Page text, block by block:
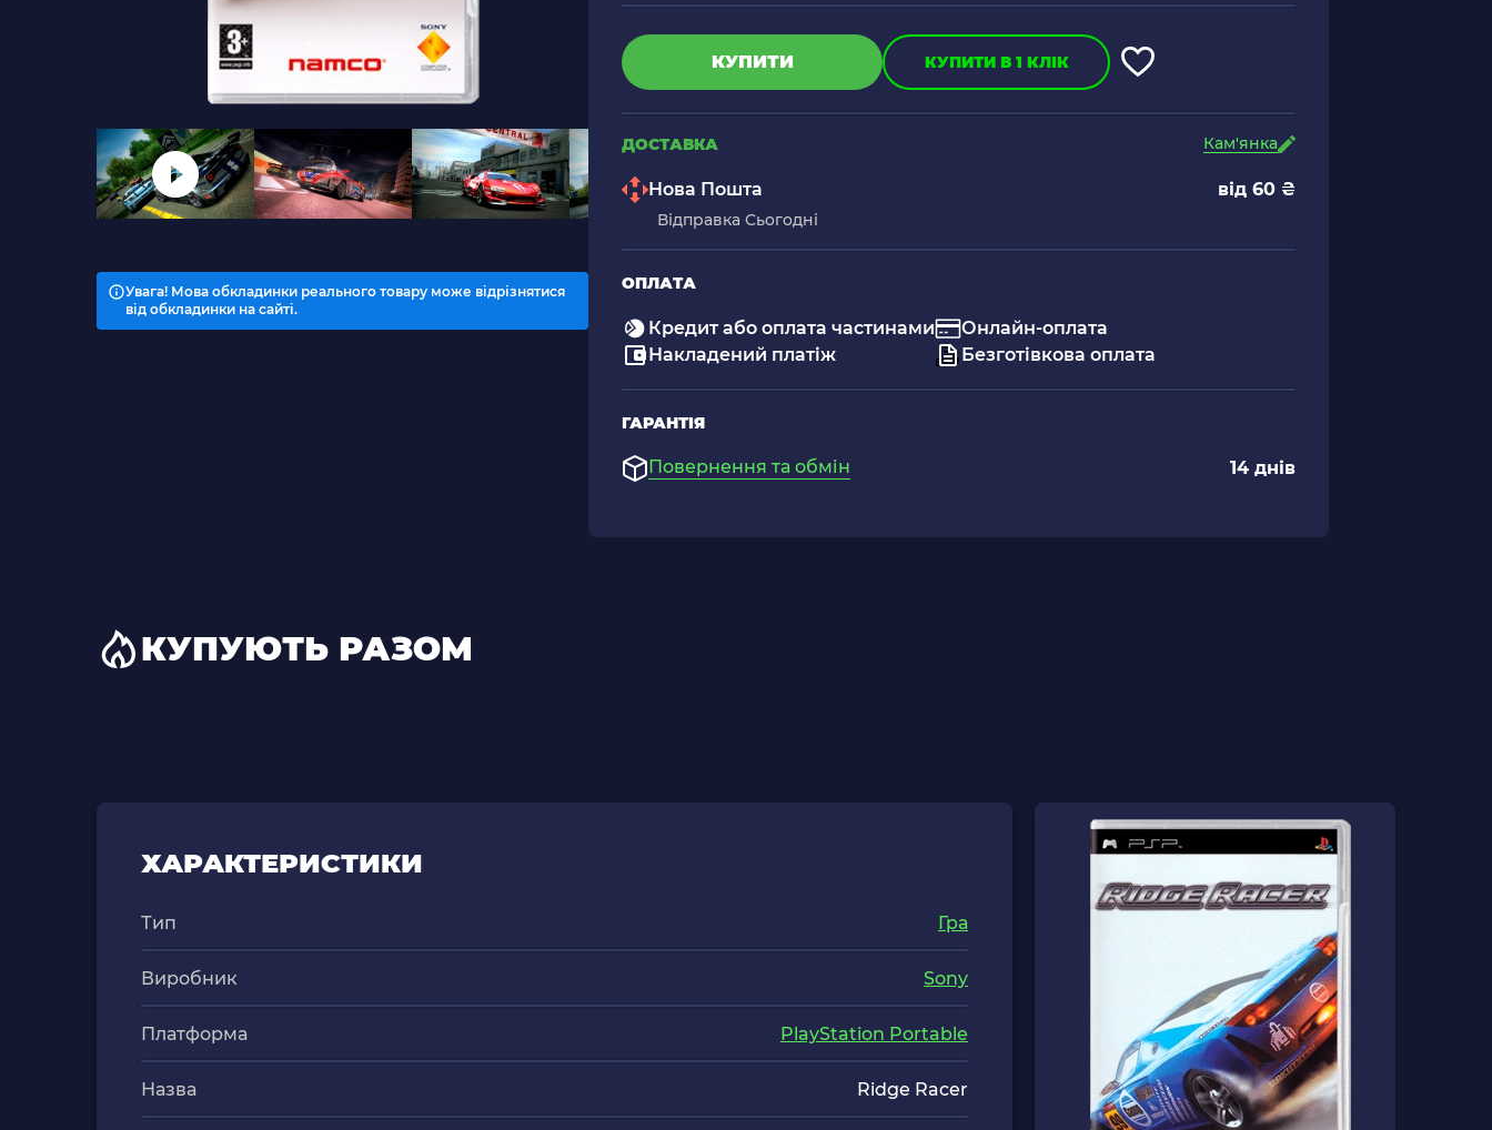
Увага! Мова обкладинки реального товару може відрізнятися
від обкладинки на сайті.
КУПИТИ КУПИТИ В 1 КЛІК
ДОСТАВКА Кам'янка
Нова Пошта від 60 ₴
Відправка Сьогодні
ОПЛАТА
Кредит або оплата частинами
Накладений платіж
Онлайн-оплата
Безготівкова оплата
ГАРАНТІЯ
Повернення та обмін 14 днів
КУПУЮТЬ РАЗОМ
ХАРАКТЕРИСТИКИ
Тип Гра
Виробник Sony
Платформа PlayStation Portable
Назва Ridge Racer